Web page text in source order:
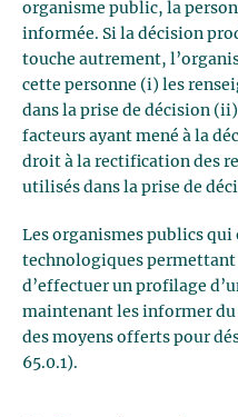
organisme public, la
informée. Si la décision
touche autrement,
cette personne (i) les
dans la prise de décision
facteurs ayant mené à la
droit à la rectification des
utilisés dans la prise de
Les organismes publics qui
technologiques
d’effectuer un profilage
maintenant les informer
des moyens offerts pour
65.0.1).